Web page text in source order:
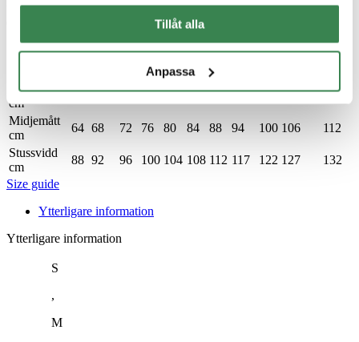
Tillåt alla
Anpassa
under midjan.BröstviddLyft upp dina armar och mät runt din byst
Storlek
34 36 38 40 42 44 46 48 50 52
54
XS- S-
M
M-
L
L
L-
XL-
Bröstvidd
cm
80 84 88 92 96 100 104 110 116 122
128
Midjemått
cm
64 68 72 76 80 84 88 94 100 106
112
Stussvidd
cm
88 92 96 100 104 108 112 117 122 127
132
Size guide
Ytterligare information
Ytterligare information
S
,
M